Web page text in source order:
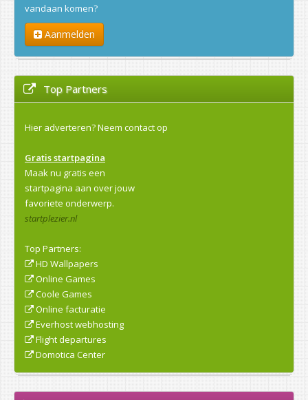
vandaan komen?
Aanmelden
Top Partners
Hier adverteren?Neem contact op
Gratis startpagina
Maak nu gratis een
startpagina aan over jouw
favoriete onderwerp.
startplezier.nl
Top Partners:
HD Wallpapers
Online Games
Coole Games
Online facturatie
Everhost webhosting
Flight departures
Domotica Center